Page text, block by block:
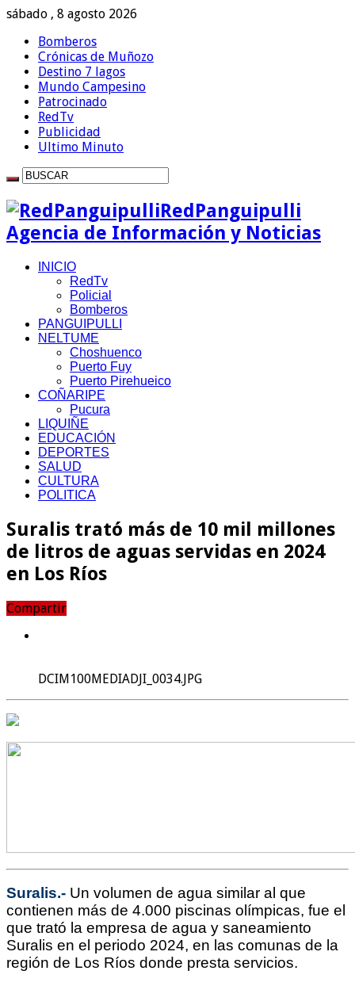
sábado , 8 agosto 2026
Bomberos
Crónicas de Muñozo
Destino 7 lagos
Mundo Campesino
Patrocinado
RedTv
Publicidad
Ultimo Minuto
RedPanguipulli
Agencia de Información y Noticias
INICIO
RedTv
Policial
Bomberos
PANGUIPULLI
NELTUME
Choshuenco
Puerto Fuy
Puerto Pirehueico
COÑARIPE
Pucura
LIQUIÑE
EDUCACIÓN
DEPORTES
SALUD
CULTURA
POLITICA
Suralis trató más de 10 mil millones
de litros de aguas servidas en 2024
en Los Ríos
Compartir
DCIM100MEDIADJI_0034.JPG
Suralis.- Un volumen de agua similar al que
contienen más de 4.000 piscinas olímpicas, fue el
que trató la empresa de agua y saneamiento
Suralis en el periodo 2024, en las comunas de la
región de Los Ríos donde presta servicios.